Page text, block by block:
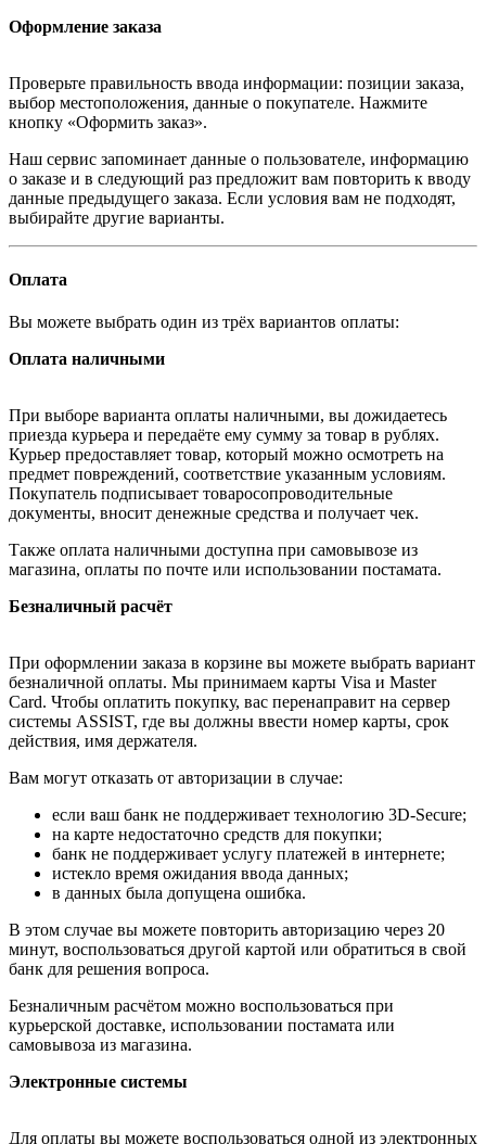
Оформление заказа
Проверьте правильность ввода информации: позиции заказа,
выбор местоположения, данные о покупателе. Нажмите
кнопку «Оформить заказ».
Наш сервис запоминает данные о пользователе, информацию
о заказе и в следующий раз предложит вам повторить к вводу
данные предыдущего заказа. Если условия вам не подходят,
выбирайте другие варианты.
Оплата
Вы можете выбрать один из трёх вариантов оплаты:
Оплата наличными
При выборе варианта оплаты наличными, вы дожидаетесь
приезда курьера и передаёте ему сумму за товар в рублях.
Курьер предоставляет товар, который можно осмотреть на
предмет повреждений, соответствие указанным условиям.
Покупатель подписывает товаросопроводительные
документы, вносит денежные средства и получает чек.
Также оплата наличными доступна при самовывозе из
магазина, оплаты по почте или использовании постамата.
Безналичный расчёт
При оформлении заказа в корзине вы можете выбрать вариант
безналичной оплаты. Мы принимаем карты Visa и Master
Card. Чтобы оплатить покупку, вас перенаправит на сервер
системы ASSIST, где вы должны ввести номер карты, срок
действия, имя держателя.
Вам могут отказать от авторизации в случае:
если ваш банк не поддерживает технологию 3D-Secure;
на карте недостаточно средств для покупки;
банк не поддерживает услугу платежей в интернете;
истекло время ожидания ввода данных;
в данных была допущена ошибка.
В этом случае вы можете повторить авторизацию через 20
минут, воспользоваться другой картой или обратиться в свой
банк для решения вопроса.
Безналичным расчётом можно воспользоваться при
курьерской доставке, использовании постамата или
самовывоза из магазина.
Электронные системы
Для оплаты вы можете воспользоваться одной из электронных